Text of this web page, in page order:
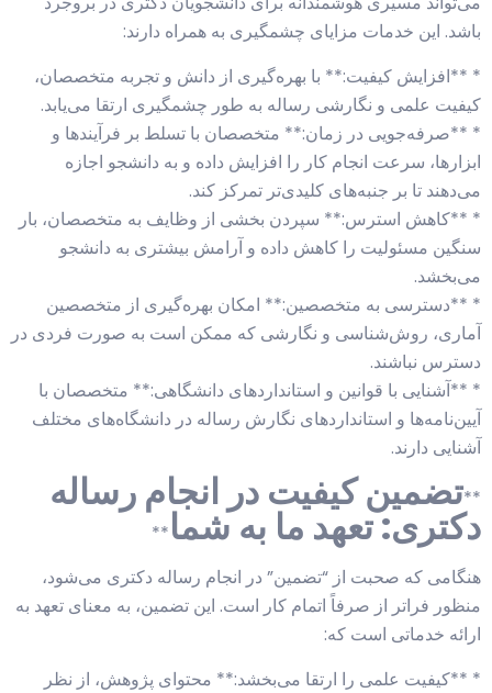
باشد. این خدمات مزایای چشمگیری به همراه دارند:
* **افزایش کیفیت:** با بهره‌گیری از دانش و تجربه متخصصان،
کیفیت علمی و نگارشی رساله به طور چشمگیری ارتقا می‌یابد.
* **صرفه‌جویی در زمان:** متخصصان با تسلط بر فرآیندها و
ابزارها، سرعت انجام کار را افزایش داده و به دانشجو اجازه
می‌دهند تا بر جنبه‌های کلیدی‌تر تمرکز کند.
* **کاهش استرس:** سپردن بخشی از وظایف به متخصصان، بار
سنگین مسئولیت را کاهش داده و آرامش بیشتری به دانشجو
می‌بخشد.
* **دسترسی به متخصصین:** امکان بهره‌گیری از متخصصین
آماری، روش‌شناسی و نگارشی که ممکن است به صورت فردی در
دسترس نباشند.
* **آشنایی با قوانین و استانداردهای دانشگاهی:** متخصصان با
آیین‌نامه‌ها و استانداردهای نگارش رساله در دانشگاه‌های مختلف
آشنایی دارند.
**تضمین کیفیت در انجام رساله
دکتری: تعهد ما به شما**
هنگامی که صحبت از “تضمین” در انجام رساله دکتری می‌شود،
منظور فراتر از صرفاً اتمام کار است. این تضمین، به معنای تعهد به
ارائه خدماتی است که:
* **کیفیت علمی را ارتقا می‌بخشد:** محتوای پژوهش، از نظر